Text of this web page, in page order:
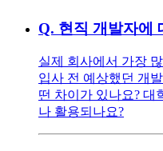
Q. 현직 개발자에
실제 회사에서 가장
입사 전 예상했던 개
떤 차이가 있나요? 대
나 활용되나요?